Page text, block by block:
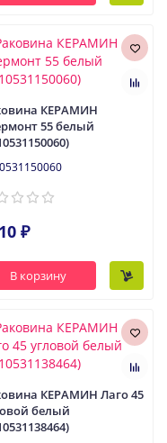
КЕРАМИН
55 белый
₽
В корзину
КЕРАМИН Лаго 45
белый